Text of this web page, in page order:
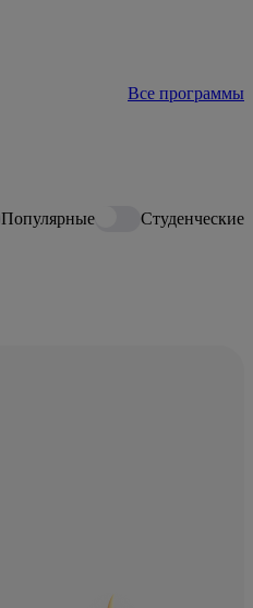
Все программы
Популярные Студенческие